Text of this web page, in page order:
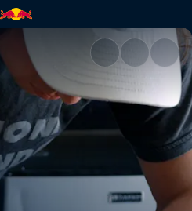
obszyć